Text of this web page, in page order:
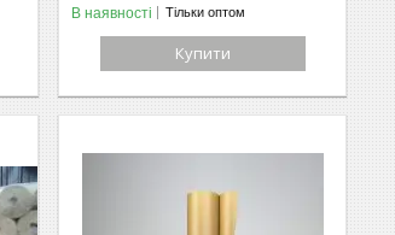
В наявності Тільки оптом
Купити